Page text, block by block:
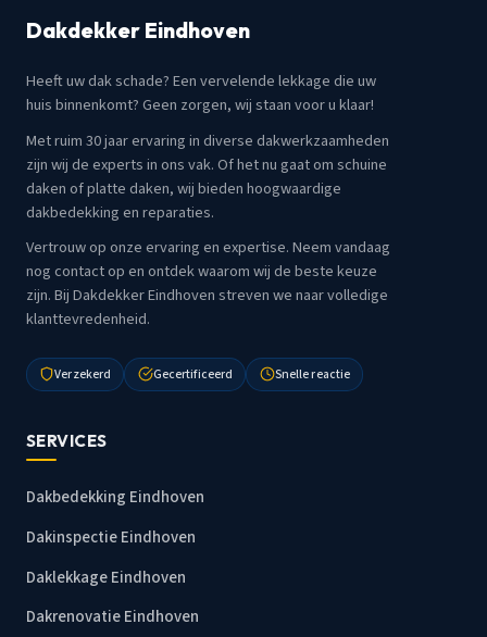
Dakdekker Eindhoven
Heeft uw dak schade? Een vervelende lekkage die uw
huis binnenkomt? Geen zorgen, wij staan voor u klaar!
Met ruim 30 jaar ervaring in diverse dakwerkzaamheden
zijn wij de experts in ons vak. Of het nu gaat om schuine
daken of platte daken, wij bieden hoogwaardige
dakbedekking en reparaties.
Vertrouw op onze ervaring en expertise. Neem vandaag
nog contact op en ontdek waarom wij de beste keuze
zijn. Bij Dakdekker Eindhoven streven we naar volledige
klanttevredenheid.
Verzekerd Gecertificeerd Snelle reactie
SERVICES
Dakbedekking Eindhoven
Dakinspectie Eindhoven
Daklekkage Eindhoven
Dakrenovatie Eindhoven